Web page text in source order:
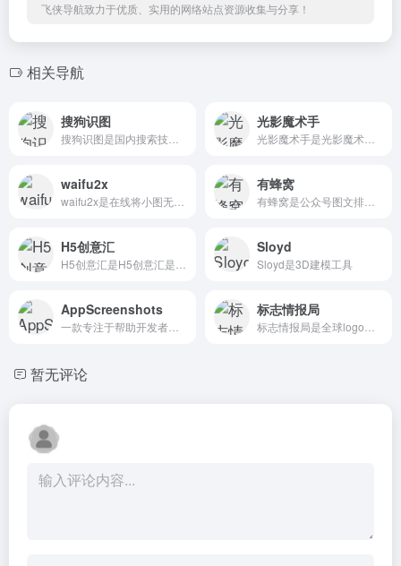
飞侠导航致力于优质、实用的网络站点资源收集与分享！
相关导航
搜狗识图 光影魔术手
waifu2x 有蜂窝
H5创意汇 Sloyd
Sloyd是3D建模工具
AppScreenshots 标志情报局
暂无评论